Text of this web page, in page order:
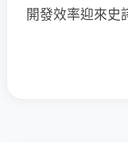
開發效率迎來史